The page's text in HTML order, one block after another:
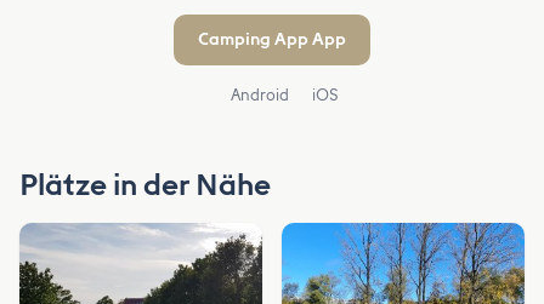
Camping App App
Android iOS
Plätze in der Nähe